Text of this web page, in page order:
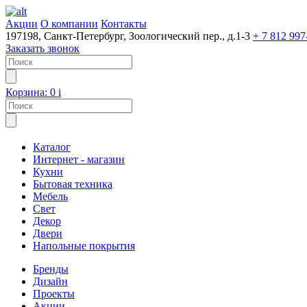
Акции О компании Контакты
197198, Санкт-Петербург, Зоологический пер., д.1-3 + 7 812
Заказать звонок
Корзина: 0 i
Каталог
Интернет - магазин
Кухни
Бытовая техника
Мебель
Свет
Декор
Двери
Напольные покрытия
Бренды
Дизайн
Проекты